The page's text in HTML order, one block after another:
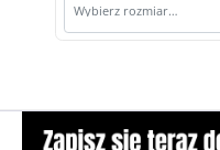
Wybierz rozmiar…